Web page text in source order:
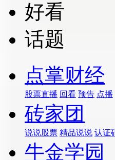
好看
话题
点掌财经
股票直播 回看 预告 点播
砖家团
说说股票 精品说说 认证
牛金学园